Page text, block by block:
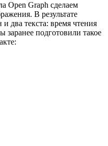
Open Graph сделаем
В результате
два текста: время чтения
заранее подготовили такое